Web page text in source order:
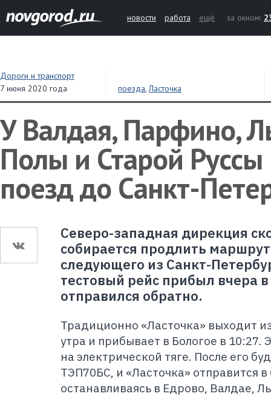
новости работа ещё за окном:
Дороги и транспорт
7 июня 2020 года
поезда,Ласточка
У Валдая, Парфино,
Полы и Старой Руссы
поезд до Санкт-
Северо-западная дирекция
собирается продлить
следующего из Санкт-
тестовый рейс прибыл вчера
отправился обратно.
Традиционно «Ласточка» выходит
утра и прибывает в Бологое в 10:27.
на электрической тяге. После его
ТЭП70БС, и «Ласточка» отправится в
останавливаясь в Едрово, Валдае,